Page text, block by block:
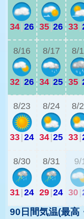
34|26 35|26 33|
8/16
32|26
8/17
34|25
8/
35|
8/23
33|24
8/24
34|25
8/
33|
8/30
31|24
8/31
29|24
9/
30
90日間気温(最高